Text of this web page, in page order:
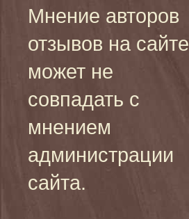
Мнение авторов
отзывов на сайте
может не
совпадать с
мнением
администрации
сайта.